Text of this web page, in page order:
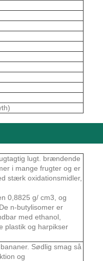
lugt. brændende
i mange frugter og er
stærk oxidationsmidler,
0,8825 g/ cm3, og
n-butylisomer er
med ethanol,
plastik og harpikser
Sødlig smag så
og